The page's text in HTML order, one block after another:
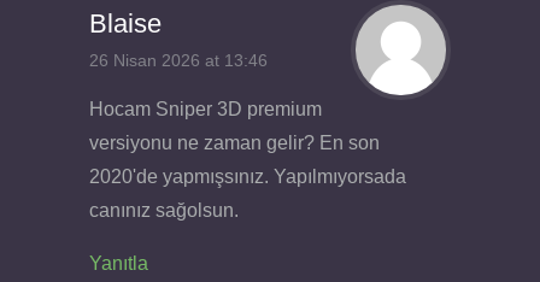
Blaise
26 Nisan 2026 at 13:46
Hocam Sniper 3D premium
versiyonu ne zaman gelir? En son
2020'de yapmışsınız. Yapılmıyorsada
canınız sağolsun.
Yanıtla